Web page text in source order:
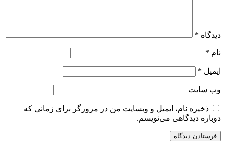
دیدگاه *
نام *
ایمیل *
وب‌ سایت
ذخیره نام، ایمیل و وبسایت من در مرورگر برای زمانی که
دوباره دیدگاهی می‌نویسم.